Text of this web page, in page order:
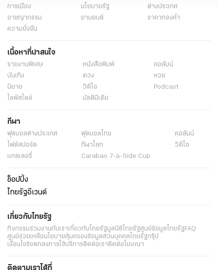
การเมือง
นโยบายรัฐ
ต่างประเทศ
อาชญากรรม
ยานยนต์
ราคาทองคำ
ความยั่งยืน
เนื้อหาที่น่าสนใจ
รายงานพิเศษ หนังสือพิมพ์
คอลัมน์
บันเทิง
ดวง
หวย
นิยาย
วิดีโอ
Podcast
ไลฟ์สไตล์
มัลติมีเดีย
กีฬา
ฟุตบอลต่่างประเทศ ฟุตบอลไทย
คอลัมน์
ไฟต์สปอร์ต
กีฬาโลก
วิดีโอ
แกลเลอรี่
Carabao 7-a-Side Cup
ช็อปปิ้ง
ไทยรัฐอีเวนต์
เกี่ยวกับไทยรัฐ
กิจกรรมร่วมงานกับเราเกี่ยวกับไทยรัฐมูลนิธิไทยรัฐศูนย์ข้อมูลไทยรัฐFAQ
ศูนย์ช่วยเหลือนโยบายคุ้มครองข้อมูลส่วนบุคคลไทยรัฐกรุ๊ป
เงื่อนไขข้อตกลงการใช้บริการติดต่อเราติดต่อโฆษณา
ติดตามเราได้ที่